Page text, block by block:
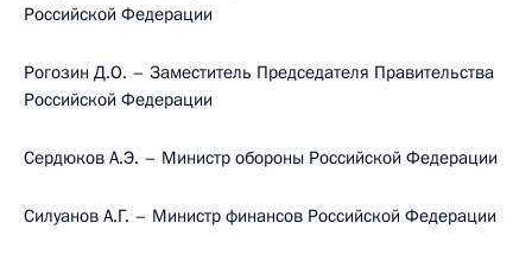
Российской Федерации
Рогозин Д.О. – Заместитель Председателя Правительства
Российской Федерации
Сердюков А.Э. – Министр обороны Российской Федерации
Силуанов А.Г. – Министр финансов Российской Федерации